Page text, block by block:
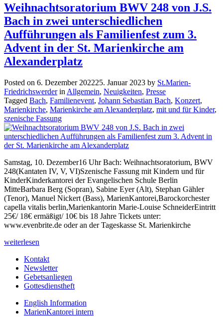
Weihnachtsoratorium BWV 248 von J.S.
Bach in zwei unterschiedlichen
Aufführungen als Familienfest zum 3.
Advent in der St. Marienkirche am
Alexanderplatz
Posted on 6. Dezember 202225. Januar 2023 by St.Marien-
Friedrichswerderin Allgemein, Neuigkeiten, Presse
Tagged Bach, Familienevent, Johann Sebastian Bach, Konzert,
Marienkirche, Marienkirche am Alexanderplatz, mit und für Kinder,
szenische Fassung
Samstag, 10. Dezember16 Uhr Bach: Weihnachtsoratorium, BWV
248(Kantaten IV, V, VI)Szenische Fassung mit Kindern und für
KinderKinderkantorei der Evangelischen Schule Berlin
MitteBarbara Berg (Sopran), Sabine Eyer (Alt), Stephan Gähler
(Tenor), Manuel Nickert (Bass), MarienKantorei,Barockorchester
capella vitalis berlin,Marienkantorin Marie-Louise SchneiderEintritt
25€/ 18€ ermäßigt/ 10€ bis 18 Jahre Tickets unter:
www.evenbrite.de oder an der Tageskasse St. Marienkirche
weiterlesen
Kontakt
Newsletter
Gebetsanliegen
Gottesdienstheft
English Information
MarienKantorei intern